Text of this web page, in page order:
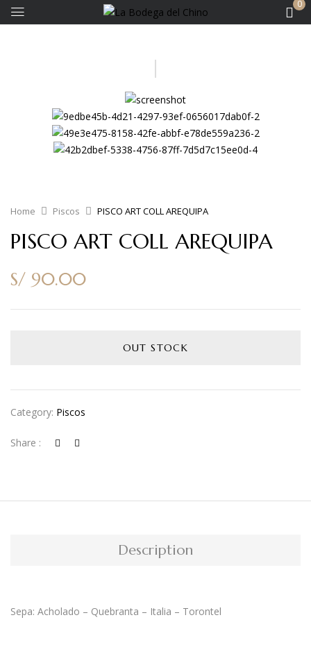
0
Home Piscos PISCO ART COLL AREQUIPA
PISCO ART COLL AREQUIPA
S/ 90.00
OUT STOCK
Category: Piscos
Share :
Description
Sepa: Acholado – Quebranta – Italia – Torontel